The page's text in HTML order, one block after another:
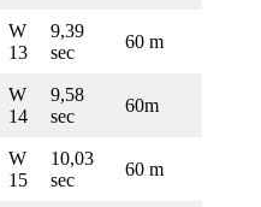
W
13
9,39
sec
60 m
W
14
9,58
sec
60m
W
15
10,03
sec
60 m